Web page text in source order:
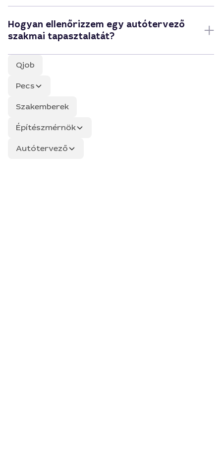
Hogyan ellenőrizzem egy autótervező
szakmai tapasztalatát?
Qjob
Pecs
Szakemberek
Építészmérnök
Autótervező